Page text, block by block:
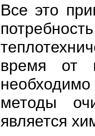
Все это
время от
методы
является